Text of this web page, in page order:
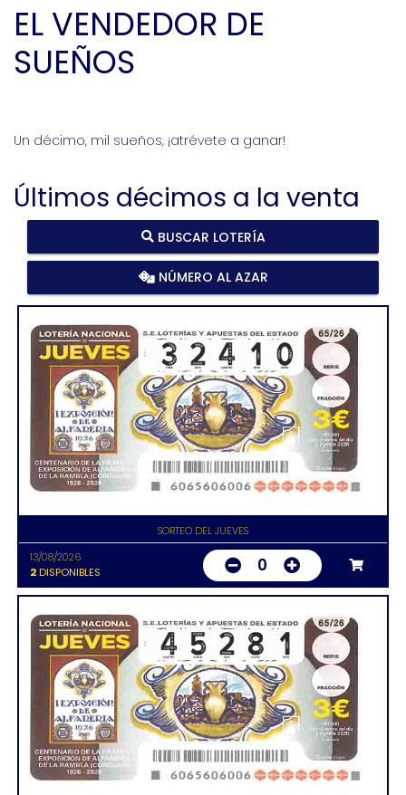
EL VENDEDOR DE
SUEÑOS
Un décimo, mil sueños, ¡atrévete a ganar!
Últimos décimos a la venta
BUSCAR LOTERÍA
NÚMERO AL AZAR
SORTEO DEL JUEVES
13/08/2026
2DISPONIBLES 0